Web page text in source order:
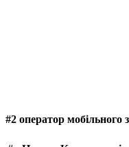
#2 оператор мобільного